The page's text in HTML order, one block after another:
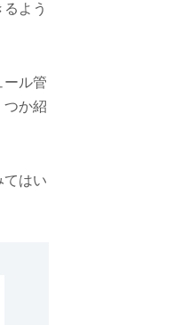
よう
ール管
つか紹
てはい